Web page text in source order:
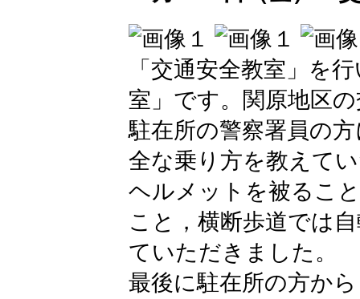
「交通安全教室」を
室」です。関原地区
駐在所の警察署員の
全な乗り方を教えて
ヘルメットを被るこ
こと，横断歩道では
ていただきました。
最後に駐在所の方か